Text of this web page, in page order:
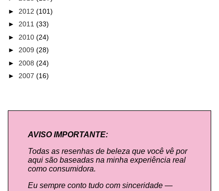
► 2012 (101)
► 2011 (33)
► 2010 (24)
► 2009 (28)
► 2008 (24)
► 2007 (16)
AVISO IMPORTANTE:
Todas as resenhas de beleza que você vê por
aqui são baseadas na minha experiência real
como consumidora.
Eu sempre conto tudo com sinceridade —